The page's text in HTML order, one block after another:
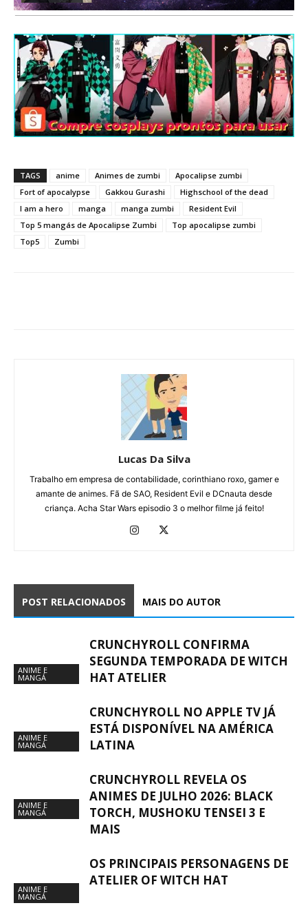
TAGS anime Animes de zumbi
Apocalipse zumbi
Fort of apocalypse
Gakkou Gurashi
Highschool of the dead
I am a hero
manga manga zumbi
Resident Evil
Top 5 mangás de Apocalipse Zumbi
Top apocalipse zumbi
Top5
Zumbi
Lucas Da Silva
Trabalho em empresa de contabilidade, corinthiano roxo, gamer e
amante de animes. Fã de SAO, Resident Evil e DCnauta desde
criança. Acha Star Wars episodio 3 o melhor filme já feito!
POST RELACIONADOS MAIS DO AUTOR
ANIME E
MANGÁ
CRUNCHYROLL CONFIRMA
SEGUNDA TEMPORADA DE WITCH
HAT ATELIER
ANIME E
MANGÁ
CRUNCHYROLL NO APPLE TV JÁ
ESTÁ DISPONÍVEL NA AMÉRICA
LATINA
ANIME E
MANGÁ
CRUNCHYROLL REVELA OS
ANIMES DE JULHO 2026: BLACK
TORCH, MUSHOKU TENSEI 3 E
MAIS
ANIME E
MANGÁ
OS PRINCIPAIS PERSONAGENS DE
ATELIER OF WITCH HAT